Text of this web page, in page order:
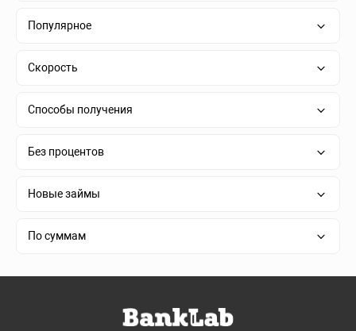
Популярное
Скорость
Способы получения
Без процентов
Новые займы
По суммам